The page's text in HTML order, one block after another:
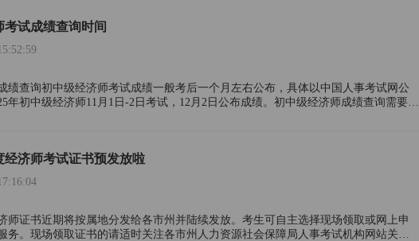
考试成绩查询时间
绩查询初中级经济师考试成绩一般考后一个月左右公布，具体以中国人事考试网公
年初中级经济师11月1日-2日考试，12月2日公布成绩。初中级经济师成绩查询需要提
经济师考试证书预发放啦
师证书近期将按属地分发给各市州并陆续发放。考生可自主选择现场领取或网上申
务。现场领取证书的请适时关注各市州人力资源社会保障局人事考试机构网站关于